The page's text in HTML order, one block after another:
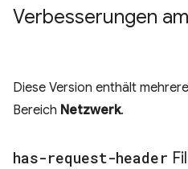
Verbesserungen
Diese Version enthält
Bereich Netzwerk.
has-request-header